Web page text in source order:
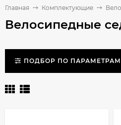
Главная Комплектующие
Велосипедные
ПОДБОР ПО ПАРАМЕТРАМ